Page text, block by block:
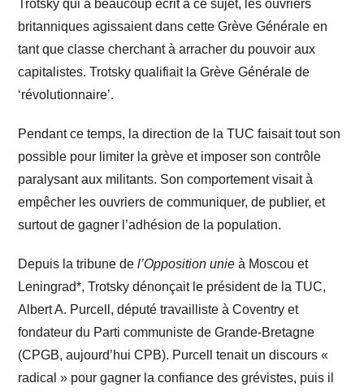
Trotsky qui a beaucoup écrit à ce sujet, les ouvriers
britanniques agissaient dans cette Grève Générale en
tant que classe cherchant à arracher du pouvoir aux
capitalistes. Trotsky qualifiait la Grève Générale de
‘révolutionnaire’.
Pendant ce temps, la direction de la TUC faisait tout son
possible pour limiter la grève et imposer son contrôle
paralysant aux militants. Son comportement visait à
empêcher les ouvriers de communiquer, de publier, et
surtout de gagner l’adhésion de la population.
Depuis la tribune del’Opposition unie à Moscou et
Leningrad*, Trotsky dénonçait le président de la TUC,
Albert A. Purcell, député travailliste à Coventry et
fondateur du Parti communiste de Grande-Bretagne
(CPGB, aujourd’hui CPB). Purcell tenait un discours «
radical » pour gagner la confiance des grévistes, puis il